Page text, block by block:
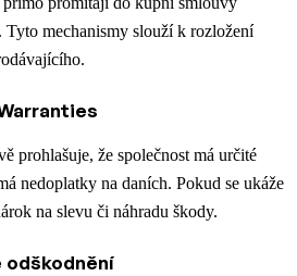
Tyto mechanismy slouží k rozložení
prohlašuje, že společnost má určité
nedoplatky na daních. Pokud se ukáže
na slevu či náhradu škody.
odškodnění